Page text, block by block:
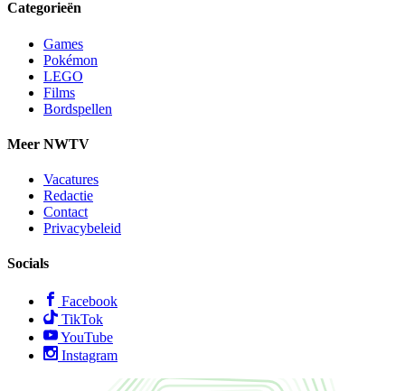
Categorieën
Games
Pokémon
LEGO
Films
Bordspellen
Meer NWTV
Vacatures
Redactie
Contact
Privacybeleid
Socials
Facebook
TikTok
YouTube
Instagram